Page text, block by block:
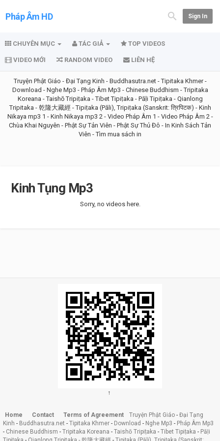
Pháp Âm HD Sign In
CHUYÊN MỤC TÁC GIẢ TOP VIDEOS
VIDEO MỚI RANDOM VIDEO LIÊN HỆ
Truyện Phật Giáo - Đại Tạng Kinh - Buddhasutra.net-Tipitaka Khmer-
Download - Nghe Mp3 - Pháp Âm Mp3 - Chinese Buddhism -Tripitaka
Koreana -Taishō Tripiṭaka -Tibet Tipiṭaka - Pāḷi Tipiṭaka - Qianlong
Tripitaka - 乾隆大藏經-Tipiṭaka (Pāli), Tripiṭaka (Sanskrit: त्रिपिटक) - Kinh
Nikaya mp3 1 - Kinh Nikaya mp3 2 - Video Pháp Âm 1 - Video Pháp Âm 2-
Chùa Khai Nguyên - Phật Sự Tản Viên - Phật Sự Thủ Đô - In Kinh Sách Tản
Viên -Tìm mua sách in
Kinh Tụng Mp3
Sorry, no videos here.
↑
Home Contact Terms of Agreement Truyện Phật Giáo - Đại Tạng
Kinh - Buddhasutra.net - Tipitaka Khmer - Download - Nghe Mp3 - Pháp Âm Mp3
- Chinese Buddhism - Tripitaka Koreana - Taishō Tripiṭaka - Tibet Tipiṭaka - Pāḷi